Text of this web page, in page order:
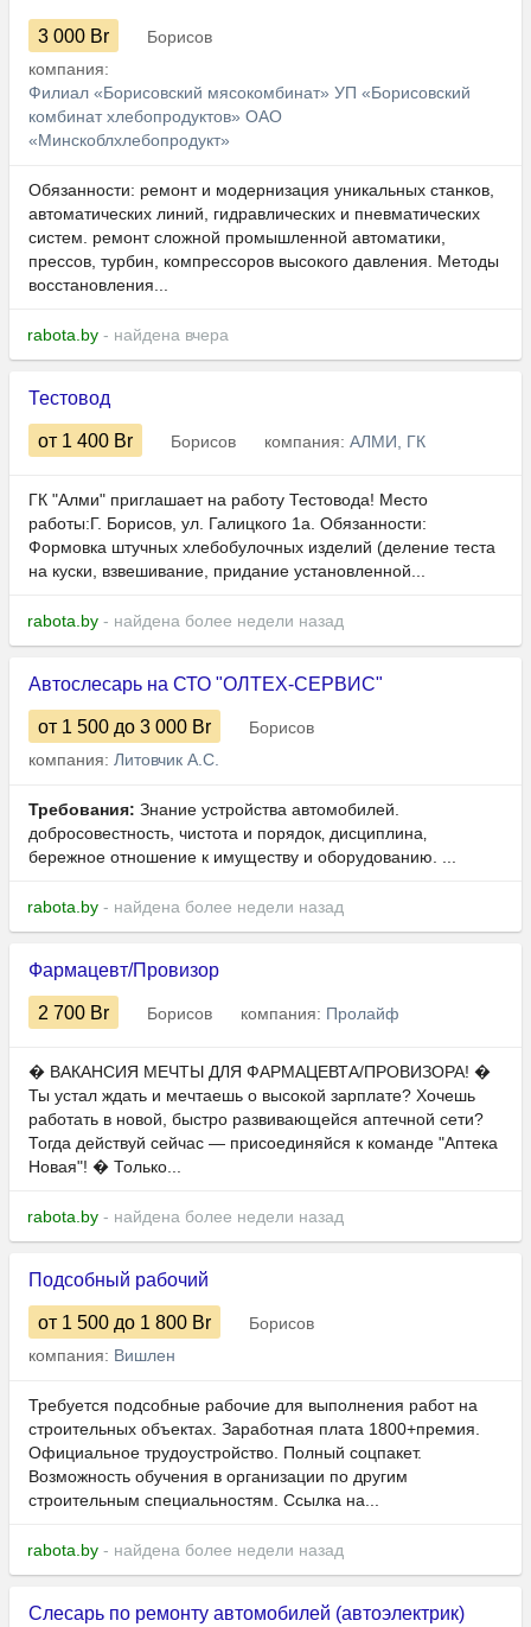
3 000 Br
Борисов
компания:
Филиал «Борисовский мясокомбинат» УП «Борисовский
комбинат хлебопродуктов» ОАО
«Минскоблхлебопродукт»
Обязанности: ремонт и модернизация уникальных станков,
автоматических линий, гидравлических и пневматических
систем. ремонт сложной промышленной автоматики,
прессов, турбин, компрессоров высокого давления. Методы
восстановления...
rabota.by - найдена вчера
Тестовод
от 1 400 Br Борисов компания: АЛМИ, ГК
ГК "Алми" приглашает на работу Тестовода! Место
работы:Г. Борисов, ул. Галицкого 1а. Обязанности:
Формовка штучных хлебобулочных изделий (деление теста
на куски, взвешивание, придание установленной...
rabota.by - найдена более недели назад
Автослесарь на СТО "ОЛТЕХ-СЕРВИС"
от 1 500 до 3 000 Br
Борисов
компания: Литовчик А.С.
Требования: Знание устройства автомобилей.
добросовестность, чистота и порядок‚ дисциплина‚
бережное отношение к имуществу и оборудованию. ...
rabota.by - найдена более недели назад
Фармацевт/Провизор
2 700 Br Борисов компания: Пролайф
� ВАКАНСИЯ МЕЧТЫ ДЛЯ ФАРМАЦЕВТА/ПРОВИЗОРА! �
Ты устал ждать и мечтаешь о высокой зарплате? Хочешь
работать в новой, быстро развивающейся аптечной сети?
Тогда действуй сейчас — присоединяйся к команде "Аптека
Новая"! � Только...
rabota.by - найдена более недели назад
Подсобный рабочий
от 1 500 до 1 800 Br
Борисов
компания: Вишлен
Требуется подсобные рабочие для выполнения работ на
строительных объектах. Заработная плата 1800+премия.
Официальное трудоустройство. Полный соцпакет.
Возможность обучения в организации по другим
строительным специальностям. Ссылка на...
rabota.by - найдена более недели назад
Слесарь по ремонту автомобилей (автоэлектрик)